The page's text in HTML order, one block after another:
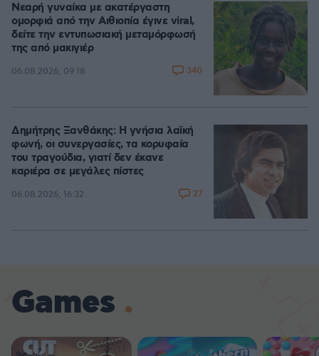
Νεαρή γυναίκα με ακατέργαστη
ομορφιά από την Αιθιοπία έγινε viral,
δείτε την εντυπωσιακή μεταμόρφωσή
της από μακιγιέρ
06.08.2026, 09:18 340
Δημήτρης Ξανθάκης: Η γνήσια λαϊκή
φωνή, οι συνεργασίες, τα κορυφαία
του τραγούδια, γιατί δεν έκανε
καριέρα σε μεγάλες πίστες
06.08.2026, 16:32 27
Games